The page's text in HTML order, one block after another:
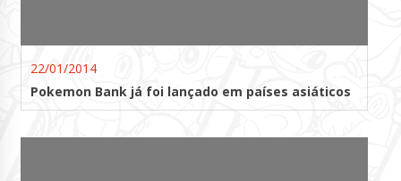
22/01/2014
Pokemon Bank já foi lançado em países asiáticos